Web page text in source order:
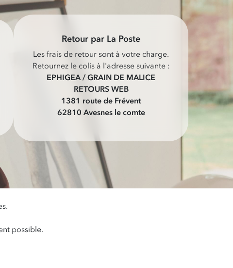
Retour par La Poste
Les frais de retour sont à votre charge.
Retournez le colis à l'adresse suivante :
EPHIGEA / GRAIN DE MALICE
RETOURS WEB
1381 route de Frévent
62810 Avesnes le comte
possible.